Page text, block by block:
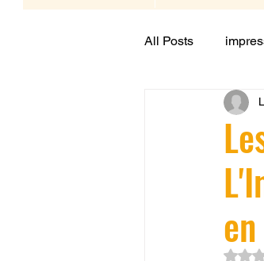
All Posts
SCANNER 3D